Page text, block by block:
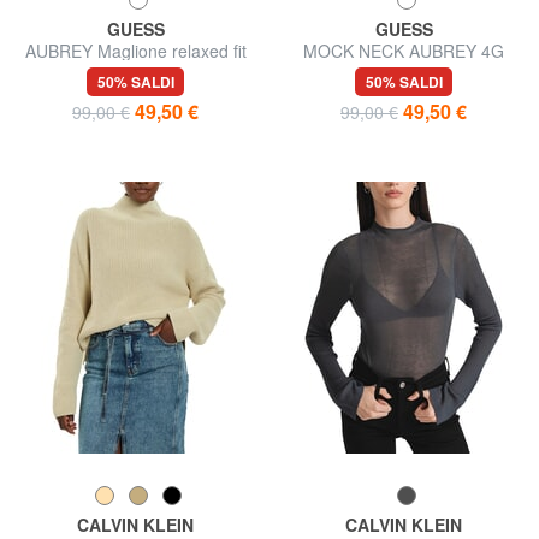
GUESS
AUBREY Maglione relaxed fit
50% SALDI
99,00 € 49,50 €
GUESS
MOCK NECK AUBREY 4G
Maglione slim fit
50% SALDI
99,00 € 49,50 €
CALVIN KLEIN
CALVIN KLEIN